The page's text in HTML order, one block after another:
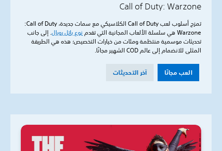
Call of Duty: Warzone
تمزج أسلوب لعب Call of Duty الكلاسيكي مع سمات جديدة، Call of Duty‏:
Warzone هي سلسلة الألعاب المجانية التي تقدم
نوع باتل رويال. إلى جانب
تحديثات موسمية منتظمة ومئات من خيارات التخصيص؛ هذه هي الطريقة
المثلى للانضمام إلى عالم COD الشهير مجانًا.
العب مجانًا آخر التحديثات